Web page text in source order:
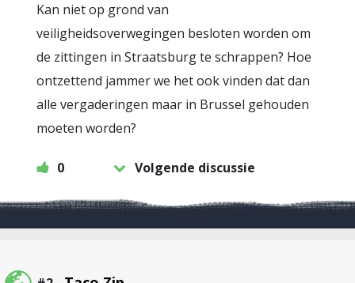
Kan niet op grond van
veiligheidsoverwegingen besloten worden om
de zittingen in Straatsburg te schrappen? Hoe
ontzettend jammer we het ook vinden dat dan
alle vergaderingen maar in Brussel gehouden
moeten worden?
0 Volgende discussie